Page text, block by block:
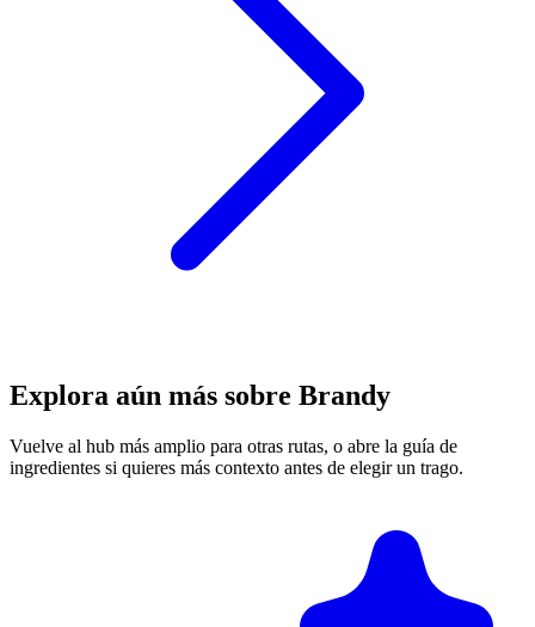
Explora aún más sobre Brandy
Vuelve al hub más amplio para otras rutas, o abre la guía de
ingredientes si quieres más contexto antes de elegir un trago.